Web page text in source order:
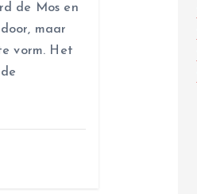
de Mos en
maar
vorm. Het